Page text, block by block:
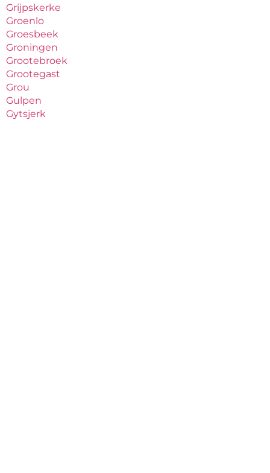
Grijpskerke
Groenlo
Groesbeek
Groningen
Grootebroek
Grootegast
Grou
Gulpen
Gytsjerk